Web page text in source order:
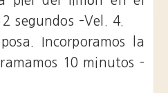
segundos –Vel. 4.
Incorporamos la
10 minutos -